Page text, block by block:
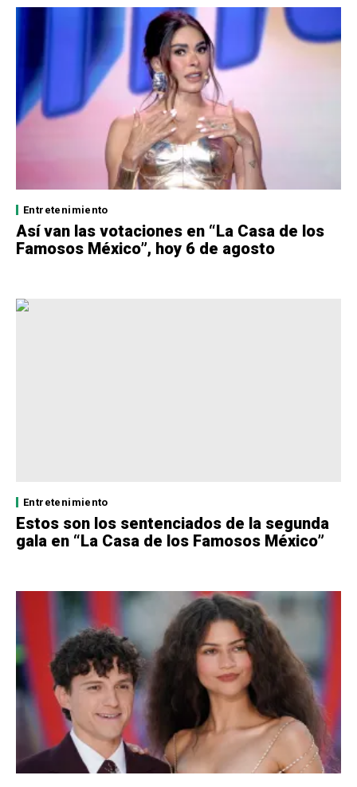
Entretenimiento
Así van las votaciones en “La Casa de los
Famosos México”, hoy 6 de agosto
Entretenimiento
Estos son los sentenciados de la segunda
gala en “La Casa de los Famosos México”